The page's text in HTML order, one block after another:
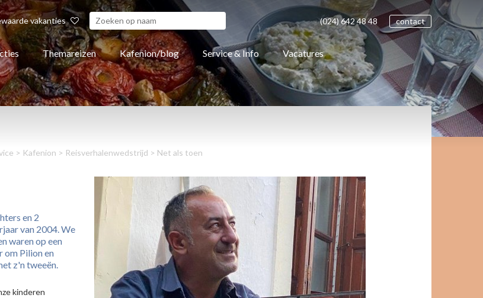
vakanties (024) 642 4848 contact
Themareizen Kafenion/blog Service & Info Vacatures
> Kafenion > Reisverhalenwedstrijd > Net als toen
en 2
van 2004. We
waren op een
om Pilion en
z'n tweeën.
kinderen